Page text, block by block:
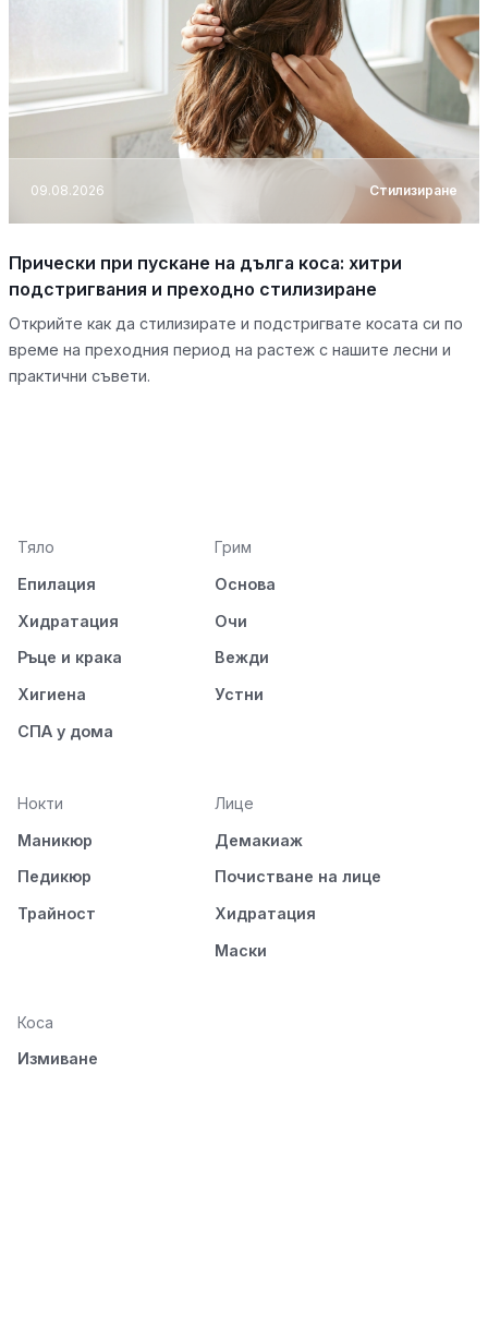
09.08.2026 Стилизиране
Прически при пускане на дълга коса: хитри
подстригвания и преходно стилизиране
Открийте как да стилизирате и подстригвате косата си по
време на преходния период на растеж с нашите лесни и
практични съвети.
Тяло
Епилация
Хидратация
Ръце и крака
Хигиена
СПА у дома
Грим
Основа
Очи
Вежди
Устни
Нокти
Маникюр
Педикюр
Трайност
Лице
Демакиаж
Почистване на лице
Хидратация
Маски
Коса
Измиване